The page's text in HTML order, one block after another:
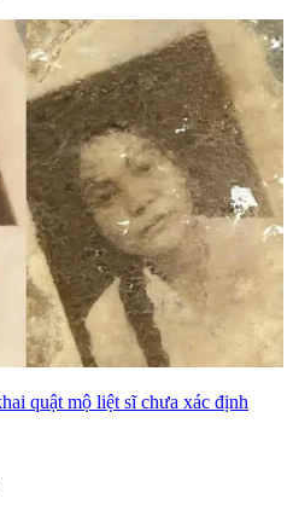
quật mộ liệt sĩ chưa xác định